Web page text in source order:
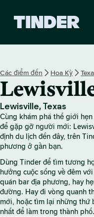
c
h
ủ
i
n
d
Các điểm đến Hoa Kỳ
Lewisville, Texas
Cùng khám phá thế giới
để gặp gỡ người mới:
định du lịch đến đây, trên
phương ở gần bạn.
Dùng Tinder để tìm tương
hưởng cuộc sống về đêm
quán bar địa phương, hay
đường. Hay đi vòng quanh
mới, hoặc tìm lại những thứ
nhất để làm trong thành phố.